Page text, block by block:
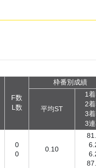
F数
L数
枠番別成績
平均ST
1
2
3
3
0
0
0.10